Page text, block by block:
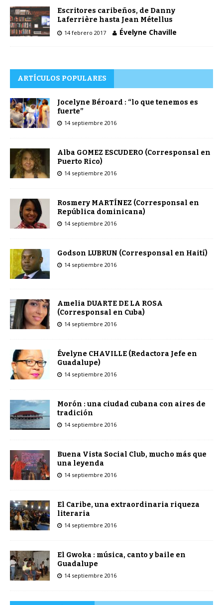
Escritores caribeños, de Danny
Laferrière hasta Jean Métellus
14 febrero 2017 Évelyne Chaville
ARTÍCULOS POPULARES
Jocelyne Béroard : “lo que tenemos es
fuerte”
14 septiembre 2016
Alba GOMEZ ESCUDERO (Corresponsal en
Puerto Rico)
14 septiembre 2016
Rosmery MARTÍNEZ (Corresponsal en
República dominicana)
14 septiembre 2016
Godson LUBRUN (Corresponsal en Haití)
14 septiembre 2016
Amelia DUARTE DE LA ROSA
(Corresponsal en Cuba)
14 septiembre 2016
Évelyne CHAVILLE (Redactora Jefe en
Guadalupe)
14 septiembre 2016
Morón : una ciudad cubana con aires de
tradición
14 septiembre 2016
Buena Vista Social Club, mucho más que
una leyenda
14 septiembre 2016
El Caribe, una extraordinaria riqueza
literaria
14 septiembre 2016
El Gwoka : música, canto y baile en
Guadalupe
14 septiembre 2016